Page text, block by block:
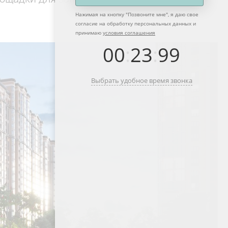
Нажимая на кнопку "Позвоните мне", я даю свое
согласие на обработку персональных данных и
принимаю условия соглашения
00 23 99
Выбрать удобное время звонка